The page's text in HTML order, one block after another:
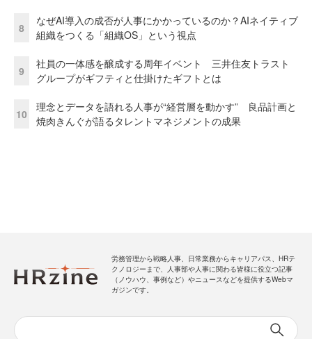
8
なぜAI導入の成否が人事にかかっているのか？AIネイティブ
組織をつくる「組織OS」という視点
9
社員の一体感を醸成する周年イベント 三井住友トラスト
グループがギフティと仕掛けたギフトとは
10
理念とデータを語れる人事が“経営層を動かす” 良品計画と
焼肉きんぐが語るタレントマネジメントの成果
労務管理から戦略人事、日常業務からキャリアパス、HRテ
クノロジーまで、人事部や人事に関わる皆様に役立つ記事
（ノウハウ、事例など）やニュースなどを提供するWebマ
ガジンです。